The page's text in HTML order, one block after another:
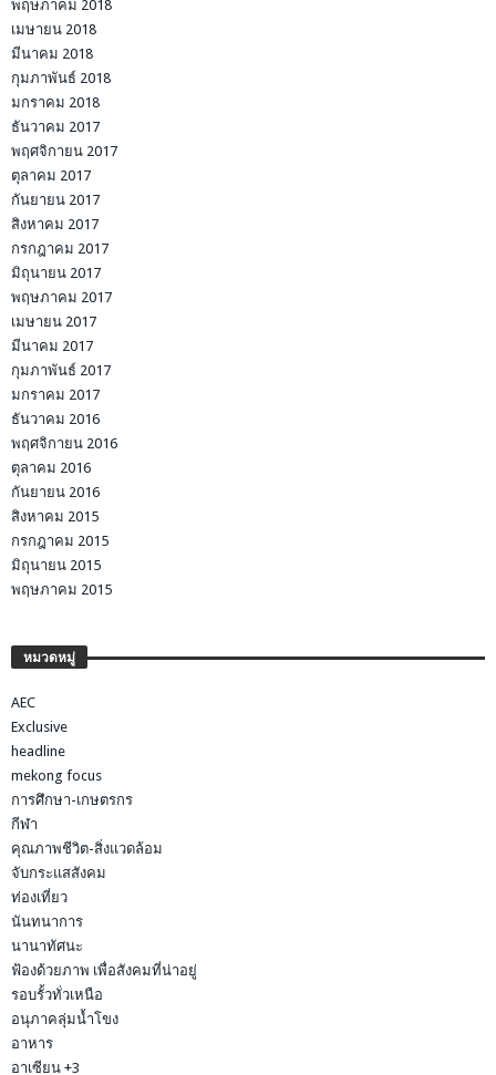
พฤษภาคม 2018
เมษายน 2018
มีนาคม 2018
กุมภาพันธ์ 2018
มกราคม 2018
ธันวาคม 2017
พฤศจิกายน 2017
ตุลาคม 2017
กันยายน 2017
สิงหาคม 2017
กรกฎาคม 2017
มิถุนายน 2017
พฤษภาคม 2017
เมษายน 2017
มีนาคม 2017
กุมภาพันธ์ 2017
มกราคม 2017
ธันวาคม 2016
พฤศจิกายน 2016
ตุลาคม 2016
กันยายน 2016
สิงหาคม 2015
กรกฎาคม 2015
มิถุนายน 2015
พฤษภาคม 2015
หมวดหมู่
AEC
Exclusive
headline
mekong focus
การศึกษา-เกษตรกร
กีฬา
คุณภาพชีวิต-สิ่งแวดล้อม
จับกระแสสังคม
ท่องเที่ยว
นันทนาการ
นานาทัศนะ
ฟ้องด้วยภาพ เพื่อสังคมที่น่าอยู่
รอบรั้วทั่วเหนือ
อนุภาคลุ่มน้ำโขง
อาหาร
อาเซียน +3